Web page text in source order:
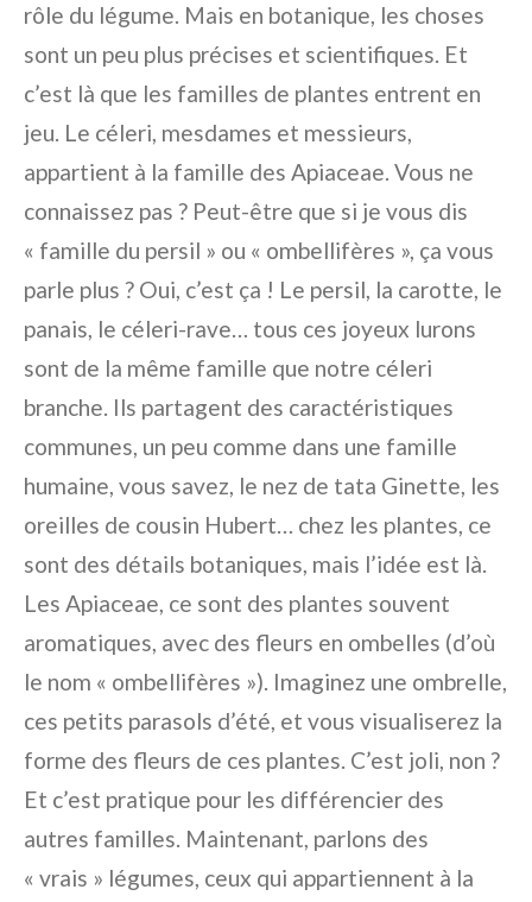
rôle du légume. Mais en botanique, les choses
sont un peu plus précises et scientifiques. Et
c’est là que les familles de plantes entrent en
jeu. Le céleri, mesdames et messieurs,
appartient à la famille des Apiaceae. Vous ne
connaissez pas ? Peut-être que si je vous dis
« famille du persil » ou « ombellifères », ça vous
parle plus ? Oui, c’est ça ! Le persil, la carotte, le
panais, le céleri-rave… tous ces joyeux lurons
sont de la même famille que notre céleri
branche. Ils partagent des caractéristiques
communes, un peu comme dans une famille
humaine, vous savez, le nez de tata Ginette, les
oreilles de cousin Hubert… chez les plantes, ce
sont des détails botaniques, mais l’idée est là.
Les Apiaceae, ce sont des plantes souvent
aromatiques, avec des fleurs en ombelles (d’où
le nom « ombellifères »). Imaginez une ombrelle,
ces petits parasols d’été, et vous visualiserez la
forme des fleurs de ces plantes. C’est joli, non ?
Et c’est pratique pour les différencier des
autres familles. Maintenant, parlons des
« vrais » légumes, ceux qui appartiennent à la